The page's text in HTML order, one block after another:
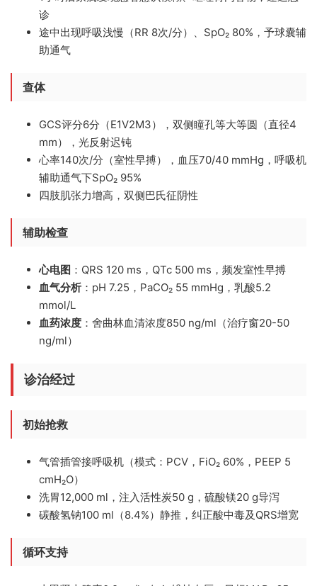
诊
途中出现呼吸浅慢（RR 8次/分）、SpO₂ 80%，予球囊辅
助通气
查体
GCS评分6分（E1V2M3），双侧瞳孔等大等圆（直径4
mm），光反射迟钝
心率140次/分（室性早搏），血压70/40 mmHg，呼吸机
辅助通气下SpO₂ 95%
四肢肌张力增高，双侧巴氏征阴性
辅助检查
心电图 ：QRS 120 ms，QTc 500 ms，频发室性早搏
血气分析 ：pH 7.25，PaCO₂ 55 mmHg，乳酸5.2
mmol/L
血药浓度 ：舍曲林血清浓度850 ng/ml（治疗窗20-50
ng/ml）
诊治经过
初始抢救
气管插管接呼吸机（模式：PCV，FiO₂ 60%，PEEP 5
cmH₂O）
洗胃12,000 ml，注入活性炭50 g，硫酸镁20 g导泻
碳酸氢钠100 ml（8.4%）静推，纠正酸中毒及QRS增宽
循环支持